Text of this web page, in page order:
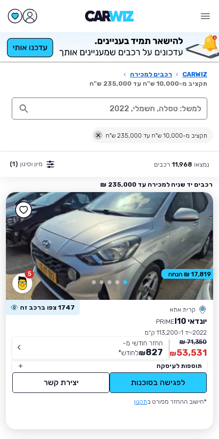
CARWIZ
› רכבים למכירה
›
תקציב מ-10,000 ש"ח עד 235,000 ש"ח
תקציב מ-10,000 ש"ח עד 235,000 ש"ח
נמצאו 11,968 רכבים מיון וסינון (1)
רכבים יד שניה למכירה עד 235,000 ₪
5
קרית אתא 1747 צפו ברכב זה
יונדאי I10
PRIME
2022 יד 1
113,200 ק״מ
71,350 ₪
53,531
₪
החזר חודשי מ-
827
₪לחודש*
תוספות לעיסקה
לפגישה בסוכנות יצירת קשר
*חישוב ההחזר מפורט בתקנון
17,819 ₪ הנחה